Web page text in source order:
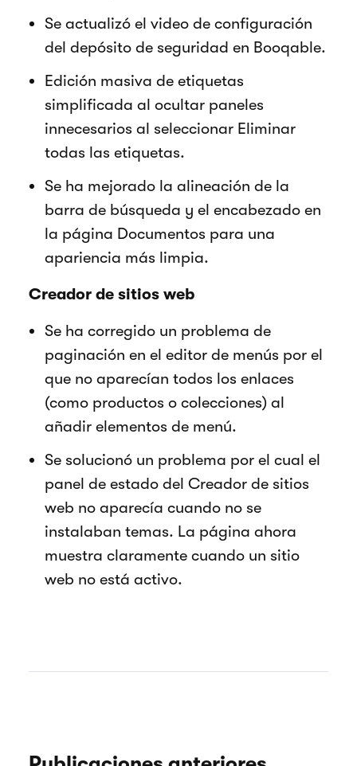
Se actualizó el video de configuración
del depósito de seguridad en Booqable.
Edición masiva de etiquetas
simplificada al ocultar paneles
innecesarios al seleccionar Eliminar
todas las etiquetas.
Se ha mejorado la alineación de la
barra de búsqueda y el encabezado en
la página Documentos para una
apariencia más limpia.
Creador de sitios web
Se ha corregido un problema de
paginación en el editor de menús por el
que no aparecían todos los enlaces
(como productos o colecciones) al
añadir elementos de menú.
Se solucionó un problema por el cual el
panel de estado del Creador de sitios
web no aparecía cuando no se
instalaban temas. La página ahora
muestra claramente cuando un sitio
web no está activo.